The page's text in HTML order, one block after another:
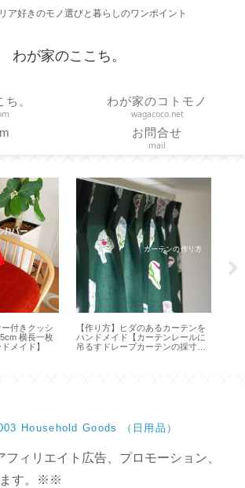
ア好きのモノ選びと暮らしのワンポイント
わが家のここち。
。 わが家のコトモノ
wagacoco.net
お問合せ
mail
ー付きクッシ
横長一枚
メイド】
【作り方】ヒダのあるカーテンを
ハンドメイド【カーテンレールに
吊るすドレープカーテンの採寸・
Household Goods （日用品）
ィリエイト広告、プロモーション、
ます。※※